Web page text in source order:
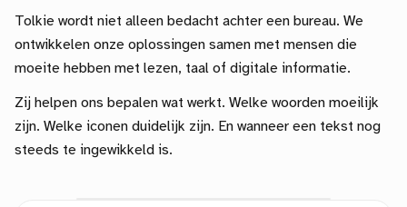
Tolkie wordt niet alleen bedacht achter een bureau. We
ontwikkelen onze oplossingen samen met mensen die
moeite hebben met lezen, taal of digitale informatie.
Zij helpen ons bepalen wat werkt. Welke woorden moeilijk
zijn. Welke iconen duidelijk zijn. En wanneer een tekst nog
steeds te ingewikkeld is.